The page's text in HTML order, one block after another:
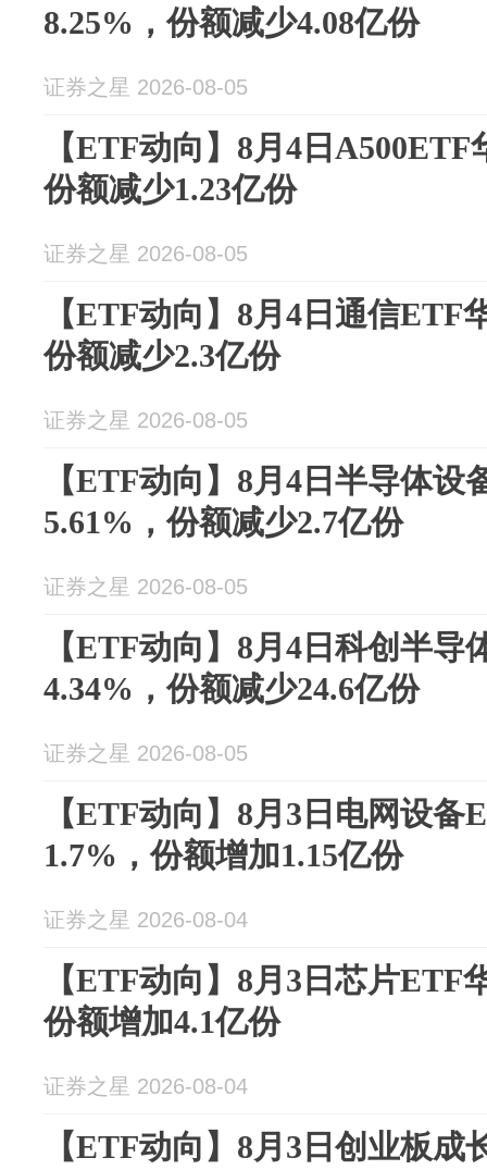
8.25%，份额减少4.08亿份
证券之星 2026-08-05
【ETF动向】8月4日
份额减少1.23亿份
证券之星 2026-08-05
【ETF动向】8月4日通信ETF
份额减少2.3亿份
证券之星 2026-08-05
【ETF动向】8月4日半导体设
5.61%，份额减少2.7亿份
证券之星 2026-08-05
【ETF动向】8月4日科创半导
4.34%，份额减少24.6亿份
证券之星 2026-08-05
【ETF动向】8月3日电网设备
1.7%，份额增加1.15亿份
证券之星 2026-08-04
【ETF动向】8月3日芯片ETF
份额增加4.1亿份
证券之星 2026-08-04
【ETF动向】8月3日创业板成